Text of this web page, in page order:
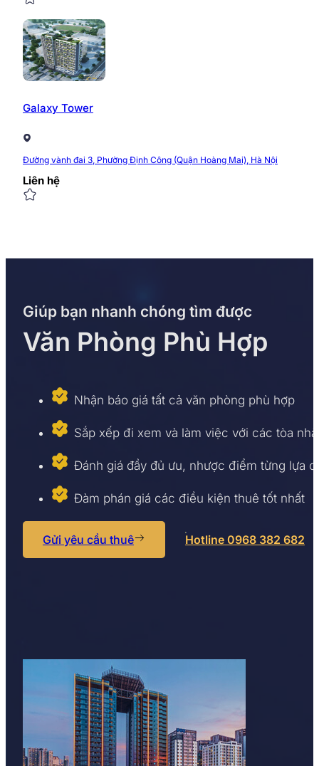
Galaxy Tower
Đường vành đai 3, Phường Định Công (Quận Hoàng Mai), Hà Nội
Liên hệ
Giúp bạn nhanh chóng tìm được
Văn Phòng Phù Hợp
Nhận báo giá tất cả văn phòng phù hợp
Sắp xếp đi xem và làm việc với các tòa nhà
Đánh giá đầy đủ ưu, nhược điểm từng lựa
Đàm phán giá các điều kiện thuê tốt nhất
Gửi yêu cầu thuê Hotline 0968 382 682